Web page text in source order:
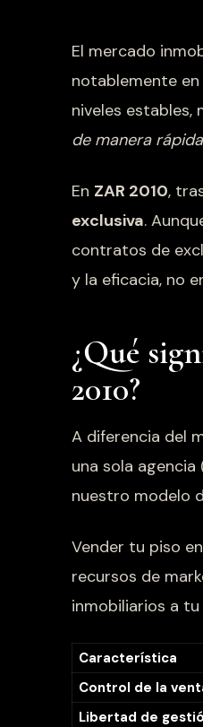
El mercado
notablemente
niveles estables,
de manera
En ZAR 2010,
exclusiva.
contratos de
y la eficacia, no
¿Qué
2010?
A diferencia del
una sola
nuestro modelo
Vender tu piso
recursos de
inmobiliarios a
Característica
Control de la
Libertad de